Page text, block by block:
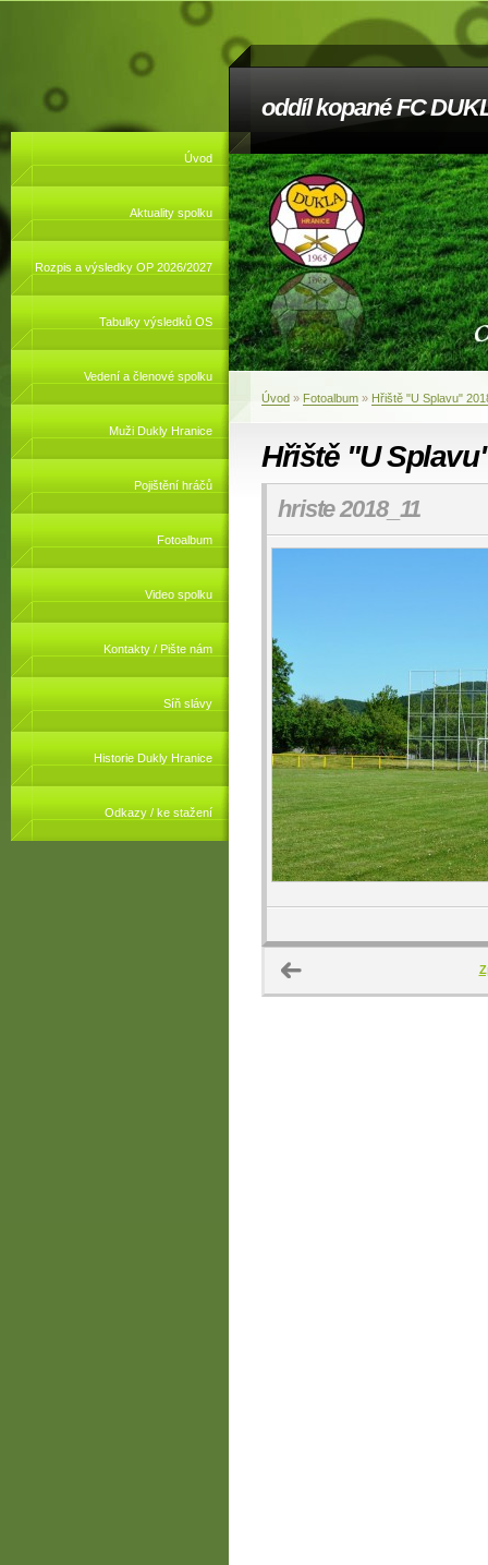
oddíl kopané FC
Úvod
Aktuality spolku
Rozpis a výsledky OP 2026/2027
Tabulky výsledků OS
Vedení a členové spolku
Muži Dukly Hranice
Pojištění hráčů
Fotoalbum
Video spolku
Kontakty / Pište nám
Síň slávy
Historie Dukly Hranice
Odkazy / ke stažení
Úvod » Fotoalbum » Hřiště "U Splavu"
Hřiště "U
hriste 2018_11